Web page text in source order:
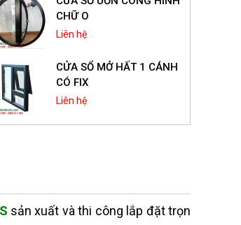
CHỮ O
Liên hệ
CỬA SỔ MỞ HẤT 1 CÁNH
CÓ FIX
Liên hệ
| Mở Rộng Không Gian –
sản xuất và thi công lắp đặt trọn